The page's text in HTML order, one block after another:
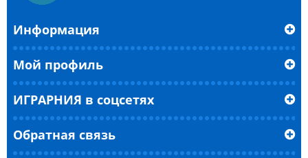
Информация
Мой профиль
ИГРАРНИЯ в соцсетях
Обратная связь